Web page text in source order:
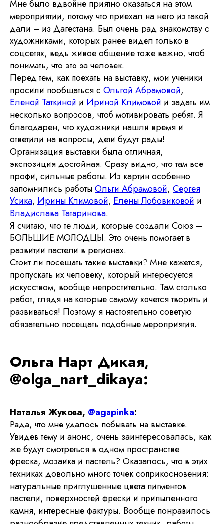
Мне было вдвойне приятно оказаться на этом
мероприятии, потому что приехал на него из такой
дали – из Дагестана. Был очень рад знакомству с
художниками, которых ранее видел только в
соцсетях, ведь живое общение тоже важно, чтоб
понимать, что это за человек.
Перед тем, как поехать на выставку, мои ученики
просили пообщаться с Ольгой Абрамовой,
Еленой Таткиной и Ириной Климовой и задать им
несколько вопросов, чтоб мотивировать ребят. Я
благодарен, что художники нашли время и
ответили на вопросы, дети будут рады!
Организация выставки была отличная,
экспозиция достойная. Сразу видно, что там все
профи, сильные работы. Из картин особенно
запомнились работыОльги Абрамовой, Сергея
Усика, Ирины Климовой, Елены Лобовиковой и
Владислава Татаринова.
Я считаю, что те люди, которые создали Союз –
БОЛЬШИЕ МОЛОДЦЫ. Это очень помогает в
развитии пастели в регионах.
Стоит ли посещать такие выставки? Мне кажется,
пропускать их человеку, который интересуется
искусством, вообще непростительно. Там столько
работ, глядя на которые самому хочется творить и
развиваться! Поэтому я настоятельно советую
обязательно посещать подобные мероприятия.
Ольга Нарт Дикая,
@olga_nart_dikaya:
Наталья Жукова, @agapinka:
Рада, что мне удалось побывать на выставке.
Увидев тему и анонс, очень заинтересовалась, как
же будут смотреться в одном пространстве
фреска, мозаика и пастель? Оказалось, что в этих
техниках довольно много точек соприкосновения:
натуральные приглушенные цвета пигментов
пастели, поверхностей фрески и припыленного
камня, интересные фактуры. Вообще понравилось
Подпишитесь на новости
Я хочу получать ваши рассылки